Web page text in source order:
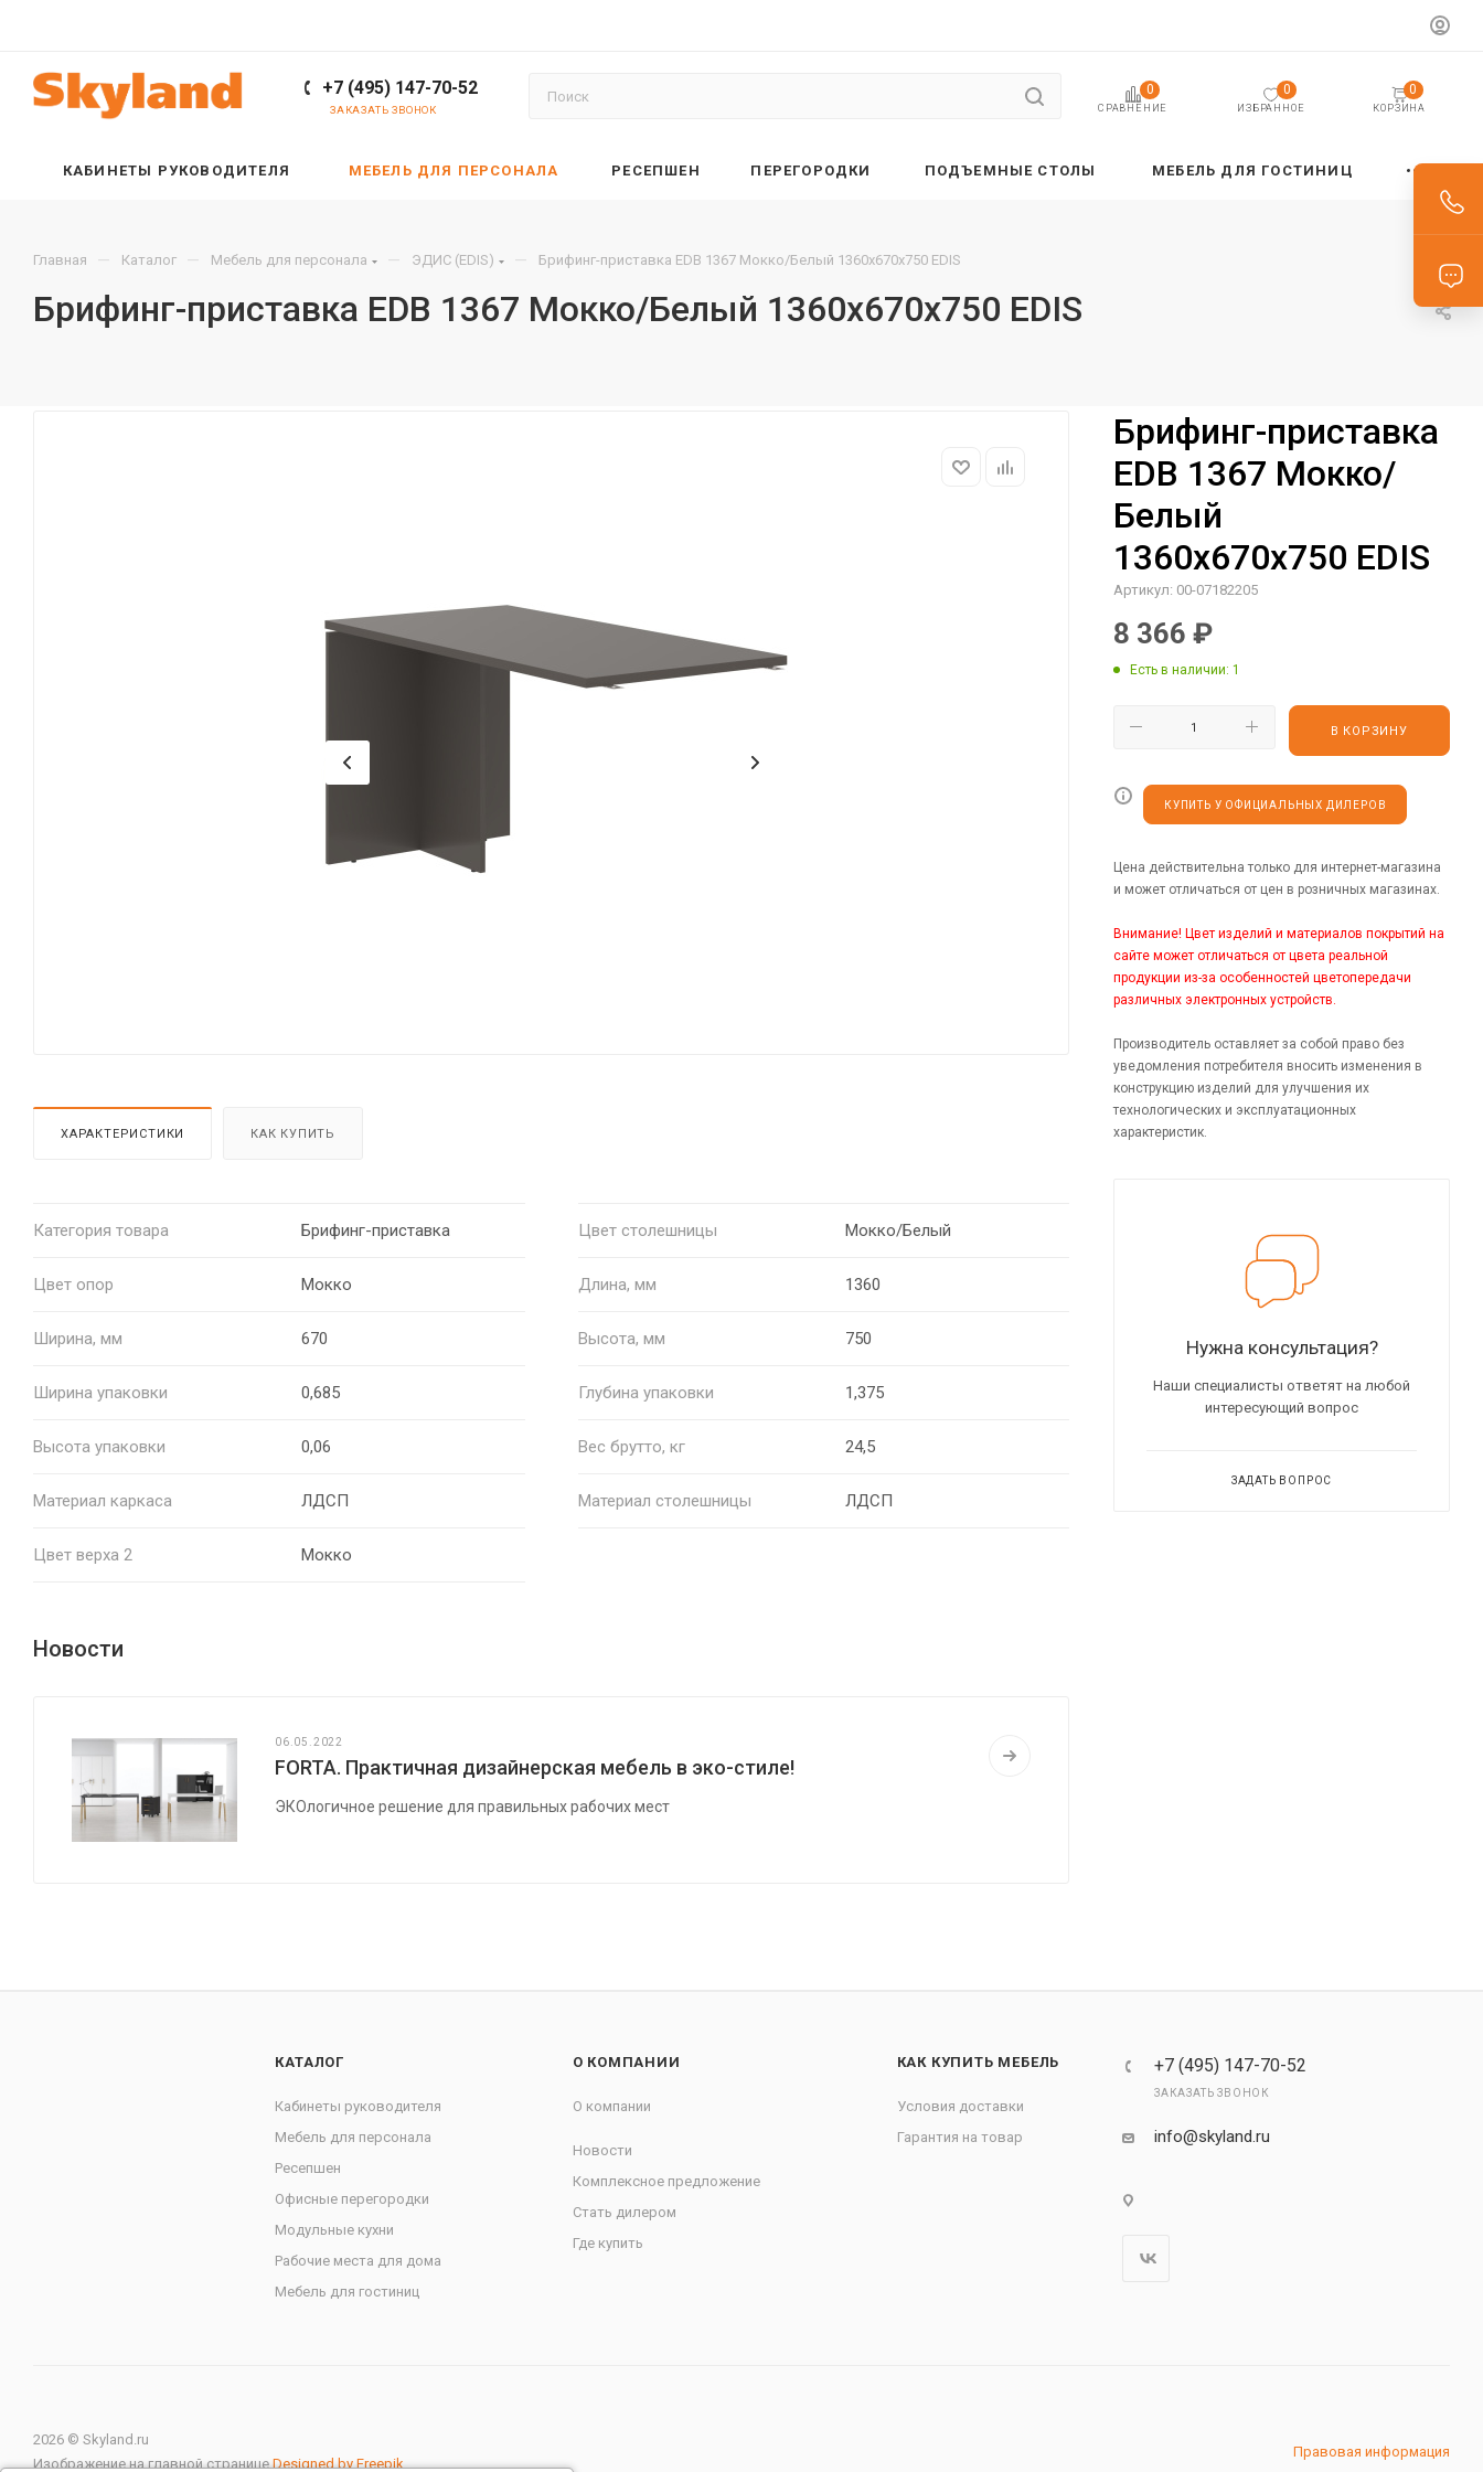
+7 (495) 147-70-52
ЗАКАЗАТЬ ЗВОНОК СРАВНЕНИЕ
0
ИЗБРАННОЕ
0
КОРЗИНА
0
КАБИНЕТЫ РУКОВОДИТЕЛЯ МЕБЕЛЬ ДЛЯ ПЕРСОНАЛА РЕСЕПШЕН ПЕРЕГОРОДКИ ПОДЪЕМНЫЕ СТОЛЫ МЕБЕЛЬ ДЛЯ ГОСТИНИЦ
Главная — Каталог — Мебель для персонала — ЭДИС (EDIS) — Брифинг-приставка EDB 1367 Мокко/Белый 1360х670х750 EDIS
Брифинг-приставка EDB 1367 Мокко/Белый 1360х670х750 EDIS
ХАРАКТЕРИСТИКИ КАК КУПИТЬ
Категория товара Брифинг-приставка Цвет столешницы Мокко/Белый
Цвет опор Мокко Длина, мм 1360
Ширина, мм 670 Высота, мм 750
Ширина упаковки 0,685 Глубина упаковки 1,375
Высота упаковки 0,06 Вес брутто, кг 24,5
Материал каркаса ЛДСП Материал столешницы ЛДСП
Цвет верха 2 Мокко
Новости
06.05.2022
FORTA. Практичная дизайнерская мебель в эко-стиле!
ЭКОлогичное решение для правильных рабочих мест
Брифинг-приставка
EDB 1367 Мокко/
Белый
1360х670х750 EDIS
Артикул: 00-07182205
8 366 ₽
Есть в наличии: 1
В КОРЗИНУ
КУПИТЬ У ОФИЦИАЛЬНЫХ ДИЛЕРОВ
Цена действительна только для интернет-магазина
и может отличаться от цен в розничных магазинах.
Внимание! Цвет изделий и материалов покрытий на
сайте может отличаться от цвета реальной
продукции из-за особенностей цветопередачи
различных электронных устройств.
Производитель оставляет за собой право без
уведомления потребителя вносить изменения в
конструкцию изделий для улучшения их
технологических и эксплуатационных
характеристик.
Нужна консультация?
Наши специалисты ответят на любой
интересующий вопрос
ЗАДАТЬ ВОПРОС
КАТАЛОГ
Кабинеты руководителя
Мебель для персонала
Ресепшен
Офисные перегородки
Модульные кухни
Рабочие места для дома
Мебель для гостиниц
О КОМПАНИИ
О компании
Новости
Комплексное предложение
Стать дилером
Где купить
КАК КУПИТЬ МЕБЕЛЬ
Условия доставки
Гарантия на товар
+7 (495) 147-70-52
ЗАКАЗАТЬ ЗВОНОК
info@skyland.ru
2026 © Skyland.ru
Изображение на главной страницеDesigned by Freepik
Правовая информация